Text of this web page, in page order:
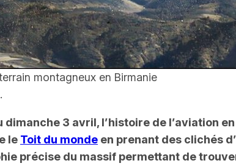
montagneux en Birmanie
3 avril, l’histoire de l’aviation
le Toit du monde en prenant des clichés
précise du massif permettant de